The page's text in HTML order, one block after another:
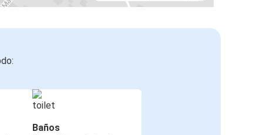
Baños